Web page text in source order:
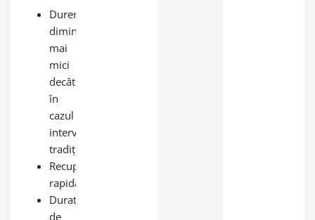
Dureri
diminuate,
mai
mici
decât
în
cazul
intervenției
tradiționale;
Recuparare
rapidă;
Durata
de